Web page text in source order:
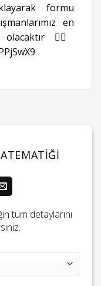
formu
en
👉🏻
tüm detaylarını